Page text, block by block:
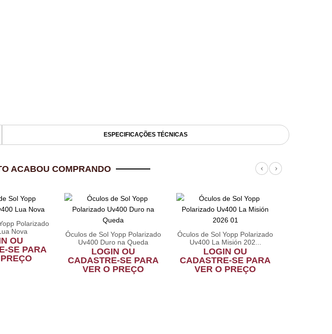
ESPECIFICAÇÕES TÉCNICAS
ACABOU COMPRANDO
Polarizado
Nova
OU
SE PARA
Óculos de Sol Yopp Polarizado
Uv400 Duro na Queda
LOGIN OU
CADASTRE-SE PARA
VER O PREÇO
Óculos de Sol Yopp Polarizado
Uv400 La Misión 202...
LOGIN OU
CADASTRE-SE PARA
VER O PREÇO
Previous
Next